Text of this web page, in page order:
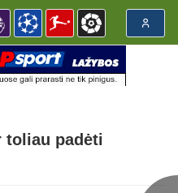
toliau padėti